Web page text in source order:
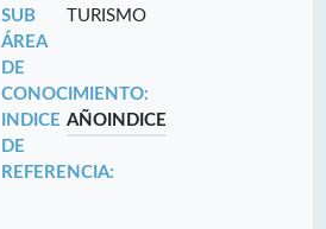
SUB
ÁREA
DE
CONOCIMIENTO:
TURISMO
INDICE
DE
REFERENCIA:
AÑO INDICE